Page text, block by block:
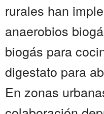
rurales han
anaerobios
biogás para
digestato para
En zonas